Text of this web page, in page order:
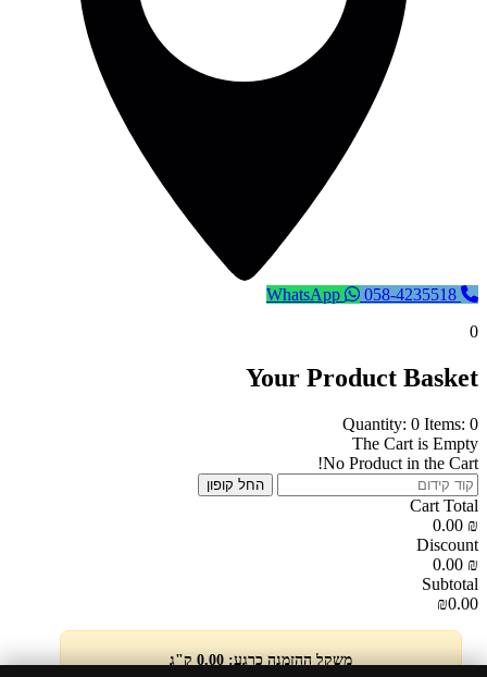
0
Your Product Basket
Quantity: 0 Items: 0
The Cart is Empty
No Product in the Cart!
החל קופון
Cart Total
0.00 ₪
Discount
0.00 ₪
Subtotal
₪0.00
משקל ההזמנה כרגע: 0.00 ק"ג